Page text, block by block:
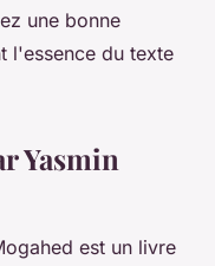
une bonne
l'essence du texte
Yasmin
est un livre